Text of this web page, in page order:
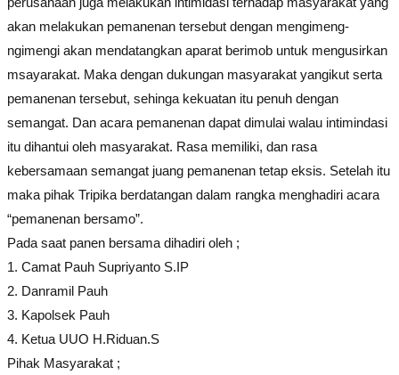
akan melakukan pemanenan tersebut dengan mengimeng-
ngimengi akan mendatangkan aparat berimob untuk mengusirkan
msayarakat. Maka dengan dukungan masyarakat yangikut serta
pemanenan tersebut, sehinga kekuatan itu penuh dengan
semangat. Dan acara pemanenan dapat dimulai walau intimindasi
itu dihantui oleh masyarakat. Rasa memiliki, dan rasa
kebersamaan semangat juang pemanenan tetap eksis. Setelah itu
maka pihak Tripika berdatangan dalam rangka menghadiri acara
“pemanenan bersamo”.
Pada saat panen bersama dihadiri oleh ;
1. Camat Pauh Supriyanto S.IP
2. Danramil Pauh
3. Kapolsek Pauh
4. Ketua UUO H.Riduan.S
Pihak Masyarakat ;